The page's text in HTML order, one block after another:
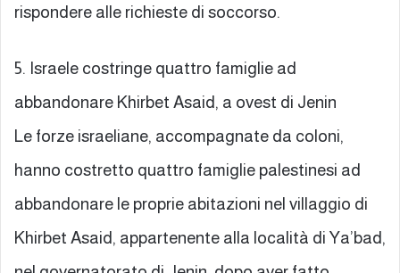
rispondere alle richieste di soccorso.
5. Israele costringe quattro famiglie ad
abbandonare Khirbet Asaid, a ovest di Jenin
Le forze israeliane, accompagnate da coloni,
hanno costretto quattro famiglie palestinesi ad
abbandonare le proprie abitazioni nel villaggio di
Khirbet Asaid, appartenente alla località di Ya’bad,